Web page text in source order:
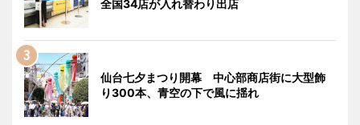
全国34店が入れ替わり出店
仙台七夕まつり開幕 中心部商店街に大型飾
り300本、青空の下で風に揺れ